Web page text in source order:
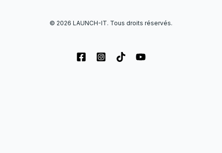
© 2026 LAUNCH-IT. Tous droits réservés.